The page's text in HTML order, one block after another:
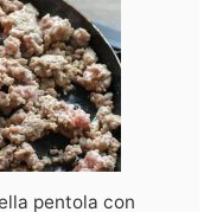
pentola con